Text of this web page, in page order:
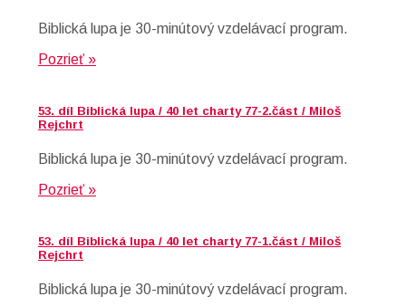
Biblická lupa je 30-minútový vzdelávací program.
Pozrieť »
53. díl Biblická lupa / 40 let charty 77-2.část / Miloš
Rejchrt
Biblická lupa je 30-minútový vzdelávací program.
Pozrieť »
53. díl Biblická lupa / 40 let charty 77-1.část / Miloš
Rejchrt
Biblická lupa je 30-minútový vzdelávací program.